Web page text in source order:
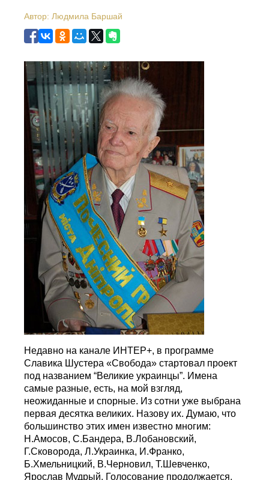
Автор: Людмила Баршай
Недавно на канале ИНТЕР+, в программе
Славика Шустера «Свобода» стартовал проект
под названием “Великие украинцы”. Имена
самые разные, есть, на мой взгляд,
неожиданные и спорные. Из сотни уже выбрана
первая десятка великих. Назову их. Думаю, что
большинство этих имен известно многим:
Н.Амосов, С.Бандера, В.Лобановский,
Г.Сковорода, Л.Украинка, И.Франко,
Б.Хмельницкий, В.Черновил, Т.Шевченко,
Ярослав Мудрый. Голосование продолжается.